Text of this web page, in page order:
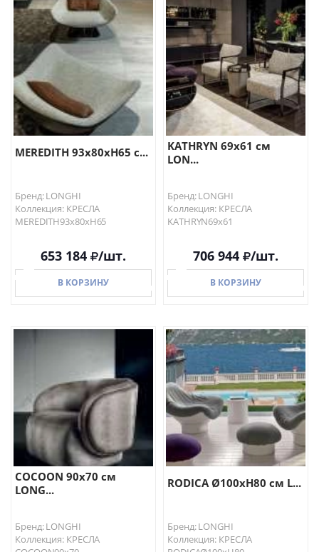
В КОРЗИНУ В КОРЗИНУ
MEREDITH 93х80хН65 с...
Бренд: LONGHI
Коллекция: КРЕСЛА
MEREDITH93х80хН65
653 184 /шт.
В КОРЗИНУ
KATHRYN 69х61 см
LON...
Бренд: LONGHI
Коллекция: КРЕСЛА
KATHRYN69х61
706 944 /шт.
В КОРЗИНУ
В КОРЗИНУ
COCOON 90х70 см
LONG...
Бренд: LONGHI
Коллекция: КРЕСЛА
RODICA Ø100хH80 см L...
Бренд: LONGHI
Коллекция: КРЕСЛА